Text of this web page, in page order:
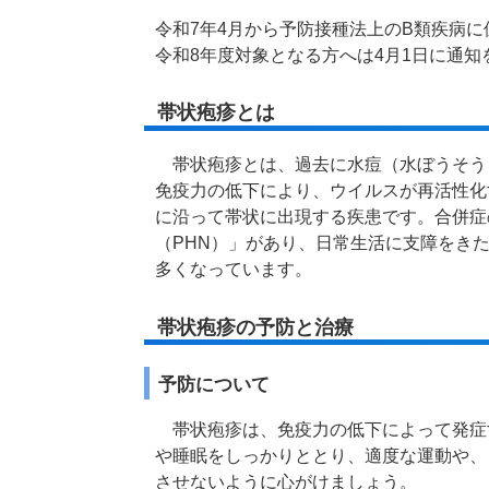
令和7年4月から予防接種法上のB類疾病
令和8年度対象となる方へは4月1日に通知
帯状疱疹とは
帯状疱疹とは、過去に水痘（水ぼうそ
免疫力の低下により、ウイルスが再活性
に沿って帯状に出現する疾患です。合併
（PHN）」があり、日常生活に支障をき
多くなっています。
帯状疱疹の予防と治療
予防について
帯状疱疹は、免疫力の低下によって発
や睡眠をしっかりととり、適度な運動や
させないように心がけましょう。